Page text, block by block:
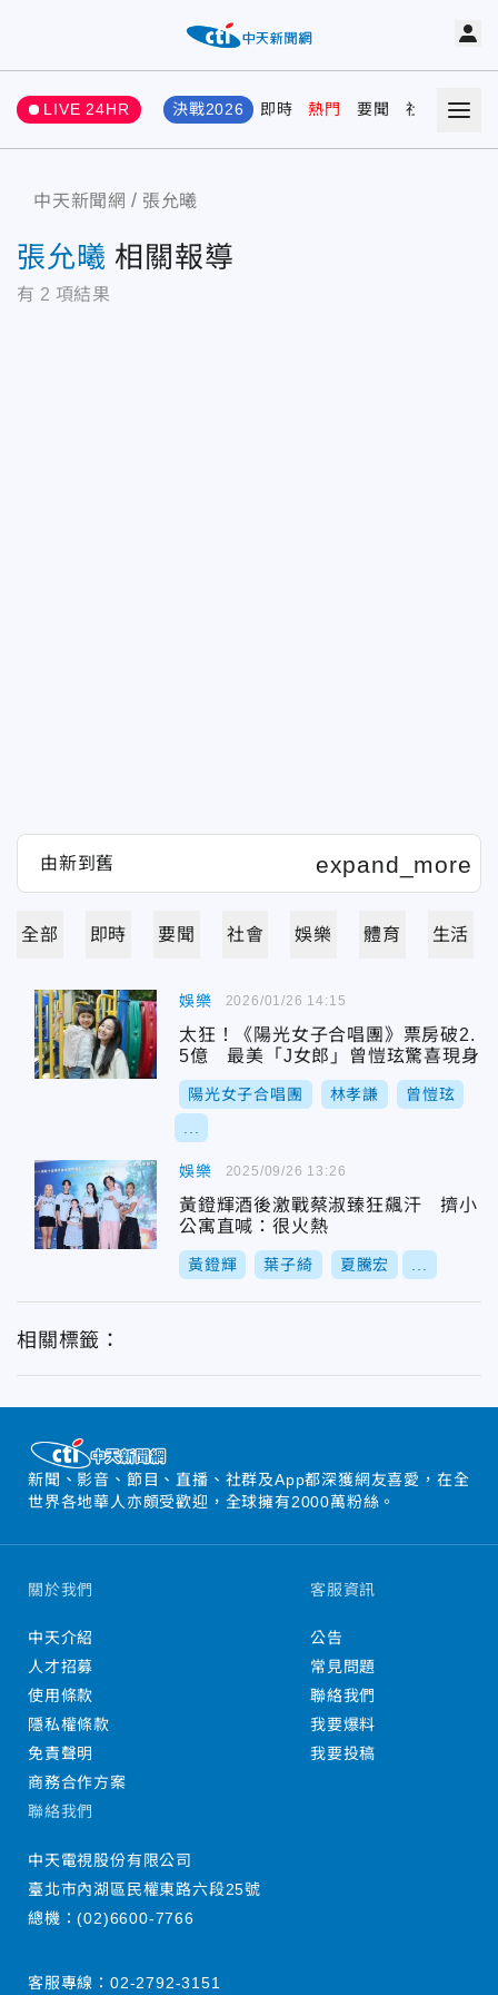
LIVE 24HR 決戰2026 即時 熱門 要聞 社會 娛樂
中天新聞網 張允曦
張允曦 相關報導
有 2 項結果
全部 即時 要聞 社會 娛樂 體育 生活
娛樂
太狂！《陽光女子合唱團》票房破2.
5億 最美「J女郎」曾愷玹驚喜現身
陽光女子合唱團 林孝謙 曾愷玹
2026/01/26 14:15
娛樂
黃鐙輝酒後激戰蔡淑臻狂飆汗 擠小
公寓直喊：很火熱
黃鐙輝 葉子綺 夏騰宏
2025/09/26 13:26
相關標籤：
新聞、影音、節目、直播、社群及App都深獲網友喜愛，在全
世界各地華人亦頗受歡迎，全球擁有2000萬粉絲。
關於我們
中天介紹
人才招募
使用條款
隱私權條款
免責聲明
商務合作方案
客服資訊
公告
常見問題
聯絡我們
我要爆料
我要投稿
聯絡我們
中天電視股份有限公司
臺北市內湖區民權東路六段25號
總機：(02)6600-7766
客服專線： 02-2792-3151